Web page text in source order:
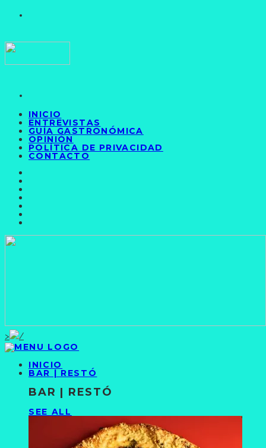
INICIO
ENTREVISTAS
GUÍA GASTRONÓMICA
OPINIÓN
POLÍTICA DE PRIVACIDAD
CONTACTO
>
INICIO
BAR | RESTÓ
BAR | RESTÓ
SEE ALL